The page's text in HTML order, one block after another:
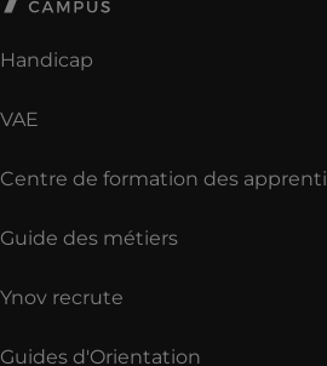
Handicap
VAE
Centre de formation des
Guide des métiers
Ynov recrute
Guides d'Orientation